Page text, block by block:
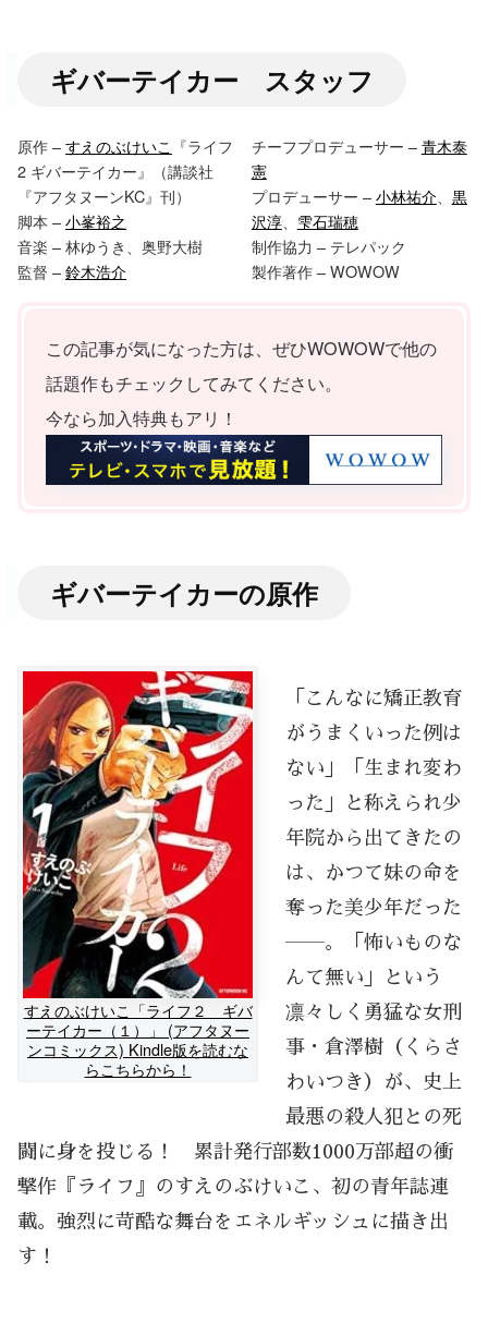
ギバーテイカー スタッフ
原作 –すえのぶけいこ 『ライフ
2 ギバーテイカー』（講談社
『アフタヌーンKC』刊）
脚本 –小峯裕之
音楽 – 林ゆうき、奥野大樹
監督 –鈴木浩介
チーフプロデューサー –青木泰
憲
プロデューサー –小林祐介、 黒
沢淳、 雫石瑞穂
制作協力 – テレパック
製作著作 – WOWOW
この記事が気になった方は、ぜひWOWOWで他の
話題作もチェックしてみてください。
今なら加入特典もアリ！
ギバーテイカーの原作
すえのぶけいこ「ライフ２ ギバ
ーテイカー（１）」 (アフタヌー
ンコミックス) Kindle版を読むな
らこちらから！
「こんなに矯正教育
がうまくいった例は
ない」「生まれ変わ
った」と称えられ少
年院から出てきたの
は、かつて妹の命を
奪った美少年だった
――。「怖いものな
んて無い」という
凛々しく勇猛な女刑
事・倉澤樹（くらさ
わいつき）が、史上
最悪の殺人犯との死
闘に身を投じる！ 累計発行部数1000万部超の衝
撃作『ライフ』のすえのぶけいこ、初の青年誌連
載。強烈に苛酷な舞台をエネルギッシュに描き出
す！